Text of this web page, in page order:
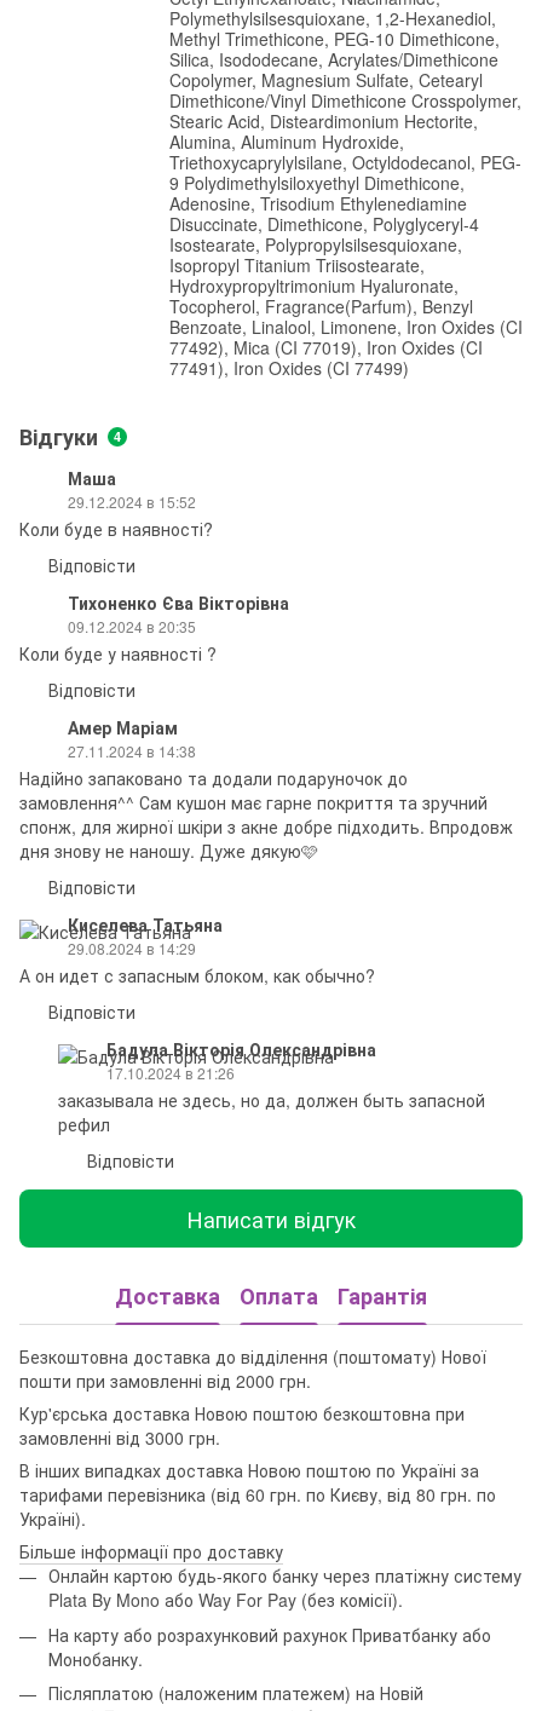
Polymethylsilsesquioxane, 1,2-Hexanediol,
Methyl Trimethicone, PEG-10 Dimethicone,
Silica, Isododecane, Acrylates/Dimethicone
Copolymer, Magnesium Sulfate, Cetearyl
Dimethicone/Vinyl Dimethicone Crosspolymer,
Stearic Acid, Disteardimonium Hectorite,
Alumina, Aluminum Hydroxide,
Triethoxycaprylylsilane, Octyldodecanol, PEG-
9 Polydimethylsiloxyethyl Dimethicone,
Adenosine, Trisodium Ethylenediamine
Disuccinate, Dimethicone, Polyglyceryl-4
Isostearate, Polypropylsilsesquioxane,
Isopropyl Titanium Triisostearate,
Hydroxypropyltrimonium Hyaluronate,
Tocopherol, Fragrance(Parfum), Benzyl
Benzoate, Linalool, Limonene, Iron Oxides (CI
77492), Mica (CI 77019), Iron Oxides (CI
77491), Iron Oxides (CI 77499)
Відгуки 4
Маша
29.12.2024 в 15:52
Коли буде в наявності?
Відповісти
Тихоненко Єва Вікторівна
09.12.2024 в 20:35
Коли буде у наявності ?
Відповісти
Амер Маріам
27.11.2024 в 14:38
Надійно запаковано та додали подаруночок до
замовлення^^ Сам кушон має гарне покриття та зручний
спонж, для жирної шкіри з акне добре підходить. Впродовж
дня знову не наношу. Дуже дякую🩷
Відповісти
Киселева Татьяна
29.08.2024 в 14:29
А он идет с запасным блоком, как обычно?
Відповісти
Бадула Вікторія Олександрівна
17.10.2024 в 21:26
заказывала не здесь, но да, должен быть запасной
рефил
Відповісти
Написати відгук
Доставка Оплата Гарантія
Безкоштовна доставка до відділення (поштомату) Нової
пошти при замовленні від 2000 грн.
Кур'єрська доставка Новою поштою безкоштовна при
замовленні від 3000 грн.
В інших випадках доставка Новою поштою по Україні за
тарифами перевізника (від 60 грн. по Києву, від 80 грн. по
Україні).
Більше інформації про доставку
Онлайн картою будь-якого банку через платіжну систему
Plata By Mono або Way For Pay (без комісії).
На карту або розрахунковий рахунок Приватбанку або
Монобанку.
Післяплатою (наложеним платежем) на Новій